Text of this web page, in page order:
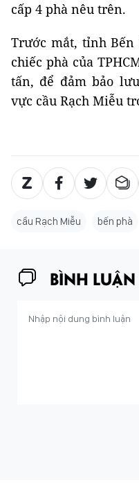
cấp 4 phà nêu trên.
Trước mắt, tỉnh
chiếc phà của
tấn, để đảm bảo
vực cầu Rạch Miễu
cầu Rạch Miễu bến phà
BÌNH LUẬN